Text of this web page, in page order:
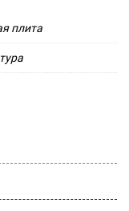
плита